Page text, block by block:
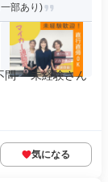
部あり)
問 ＊未経験さん
気になる